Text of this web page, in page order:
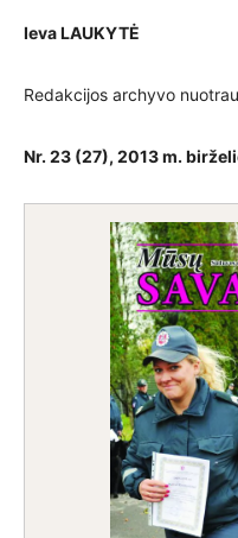
Ieva LAUKYTĖ
Redakcijos archyvo
Nr. 23 (27), 2013 m.